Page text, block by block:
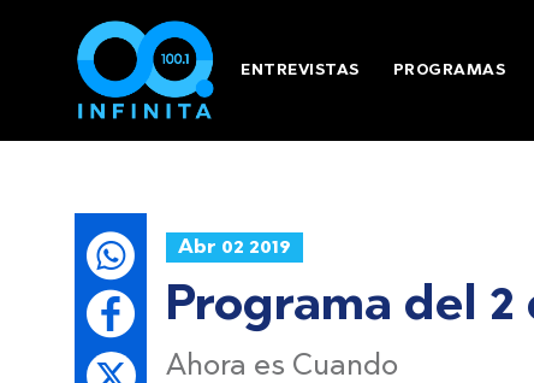
ENTREVISTAS PROGRAMAS
Abr 02 2019
Programa del 2
Ahora es Cuando